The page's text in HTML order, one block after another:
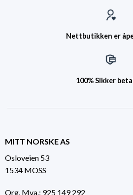
Nettbutikken er
100% Sikker
MITT NORSKE AS
Osloveien 53
1534 MOSS
Org. Mva.: 925 149 292